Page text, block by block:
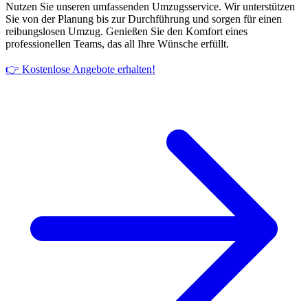
Nutzen Sie unseren umfassenden Umzugsservice. Wir unterstützen
Sie von der Planung bis zur Durchführung und sorgen für einen
reibungslosen Umzug. Genießen Sie den Komfort eines
professionellen Teams, das all Ihre Wünsche erfüllt.
👉 Kostenlose Angebote erhalten!